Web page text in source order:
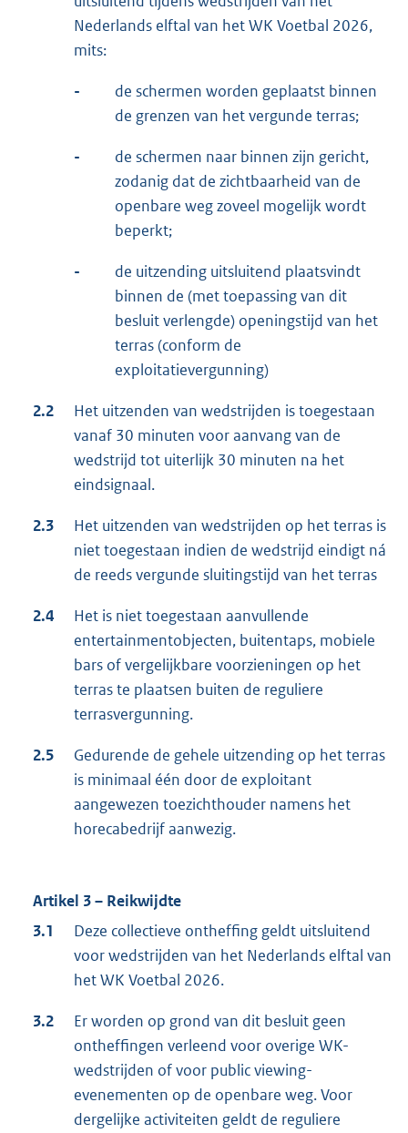
Nederlands elftal van het WK Voetbal 2026,
mits:
-
de schermen worden geplaatst binnen
de grenzen van het vergunde terras;
-
de schermen naar binnen zijn gericht,
zodanig dat de zichtbaarheid van de
openbare weg zoveel mogelijk wordt
beperkt;
-
de uitzending uitsluitend plaatsvindt
binnen de (met toepassing van dit
besluit verlengde) openingstijd van het
terras (conform de
exploitatievergunning)
2.2
Het uitzenden van wedstrijden is toegestaan
vanaf 30 minuten voor aanvang van de
wedstrijd tot uiterlijk 30 minuten na het
eindsignaal.
2.3
Het uitzenden van wedstrijden op het terras is
niet toegestaan indien de wedstrijd eindigt ná
de reeds vergunde sluitingstijd van het terras
2.4
Het is niet toegestaan aanvullende
entertainmentobjecten, buitentaps, mobiele
bars of vergelijkbare voorzieningen op het
terras te plaatsen buiten de reguliere
terrasvergunning.
2.5
Gedurende de gehele uitzending op het terras
is minimaal één door de exploitant
aangewezen toezichthouder namens het
horecabedrijf aanwezig.
Artikel 3 – Reikwijdte
3.1
Deze collectieve ontheffing geldt uitsluitend
voor wedstrijden van het Nederlands elftal van
het WK Voetbal 2026.
3.2
Er worden op grond van dit besluit geen
ontheffingen verleend voor overige WK-
wedstrijden of voor public viewing-
evenementen op de openbare weg. Voor
dergelijke activiteiten geldt de reguliere